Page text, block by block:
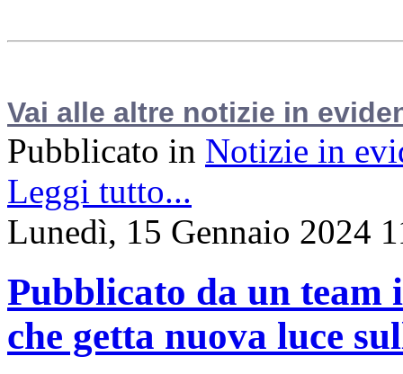
Vai alle altre notizie in
Pubblicato in Notizie in
Leggi tutto...
Lunedì, 15 Gennaio 2024
Pubblicato da un team
che getta nuova luce